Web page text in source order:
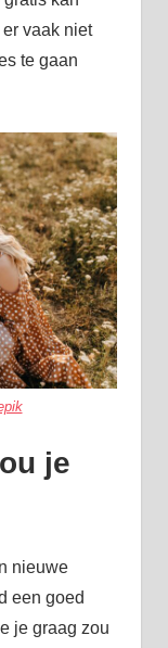
vaak niet
te gaan
je
nieuwe
een goed
je graag zou